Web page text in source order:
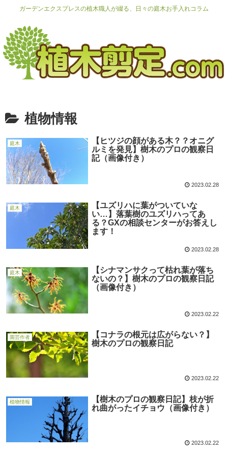
ガーデンエクスプレスの植木職人が綴る、日々の庭木お手入れコラム
植物情報
庭木
【ヒツジの顔がある木？？オニグ
ルミを発見】樹木のプロの観察日
記（画像付き）
2023.02.28
庭木
【ユズリハに葉がついていな
い…】落葉樹のユズリハってあ
る？GXの相談センターがお答えし
ます！
2023.02.28
庭木
【シナマンサクって枯れ葉が落ち
ないの？】樹木のプロの観察日記
（画像付き）
2023.02.22
園芸作者
【コナラの根元は広がらない？】
樹木のプロの観察日記
2023.02.22
植物情報
【樹木のプロの観察日記】枝が折
れ曲がったイチョウ（画像付き）
2023.02.22